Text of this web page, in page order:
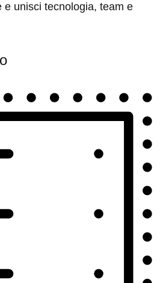
e unisci tecnologia, team e